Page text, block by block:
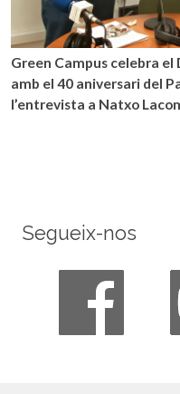
Green Campus celebra
amb el 40 aniversari del
l’entrevista a Natxo
Segueix-nos